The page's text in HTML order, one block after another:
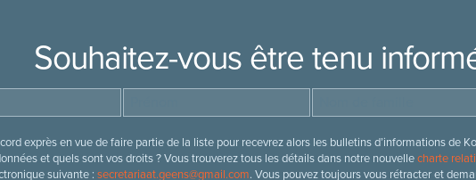
Souhaitez-vous être tenu
exprès en vue de faire partie de la liste pour recevrez alors les bulletins d’informations de
et quels sont vos droits ? Vous trouverez tous les détails dans notre nouvellecharte
suivante : secretariaat.geens@gmail.com. Vous pouvez toujours vous rétracter et